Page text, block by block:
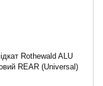
Rothewald ALU
REAR (Universal)